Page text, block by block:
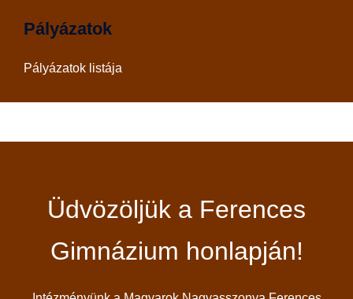
Pályázatok
Pályázatok listája
Üdvözöljük a Ferences
Gimnázium honlapján!